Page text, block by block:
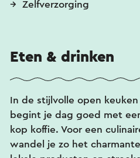
Zelfverzorging
Eten & drinken
In de stijlvolle open
begint je dag goed met
kop koffie. Voor een
wandel je zo het